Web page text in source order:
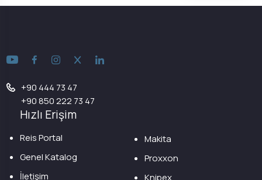
+90 444 73 47
+90 850 222 73 47
Hızlı Erişim
Reis Portal
Genel Katalog
İletişim
Makita
Proxxon
Knipex